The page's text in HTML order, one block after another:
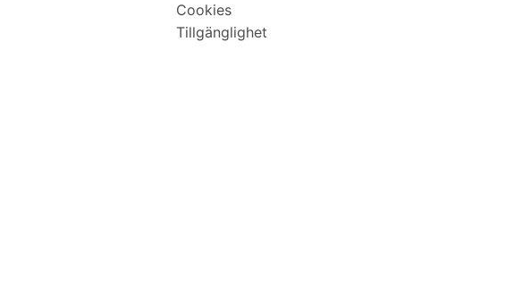
Cookies
Tillgänglighet